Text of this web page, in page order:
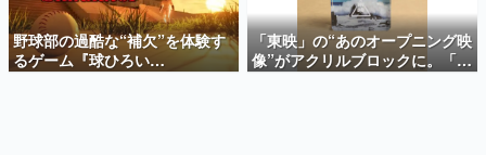
殿堂入り記事
SNS拡散数が数千以上！ ページビュー数万以上！ などな
ど。多くの人々に読まれた、電ファミ渾身の“殿堂入り”記
事をまとめました。
野球部の過酷な“補欠”を体験す
るゲーム『球ひろい
Simulator』が「1件」のウィッ
「東映」の“あのオープニング映
像”がアクリルブロックに。「東
映ヒストリカル グッズコレクシ